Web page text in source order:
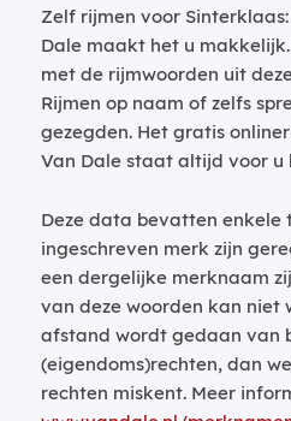
Zelf rijmen voor
Dale maakt het u
met de rijmwoorden uit
Rijmen op naam of zelfs
gezegden. Het gratis
Van Dale staat altijd voor u
Deze data bevatten enkele
ingeschreven merk zijn
een dergelijke merknaam
van deze woorden kan
afstand wordt gedaan van
(eigendoms)rechten, dan
rechten miskent. Meer